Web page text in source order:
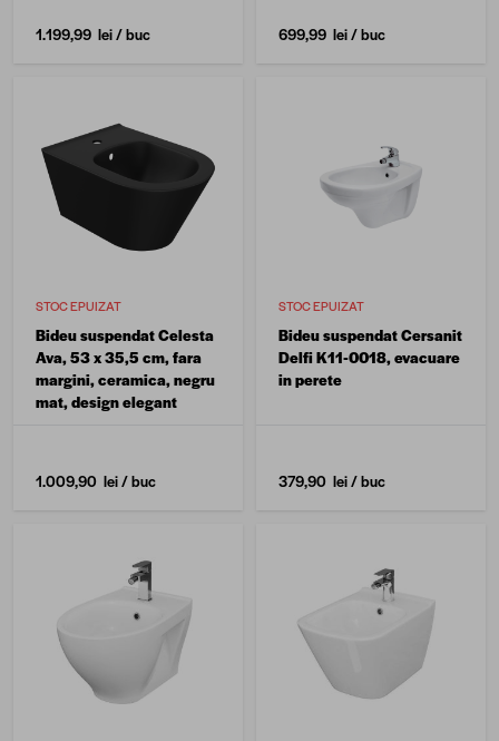
1.199,99 lei/ buc 699,99 lei/ buc
STOC EPUIZAT
Bideu suspendat Celesta
Ava, 53 x 35,5 cm, fara
margini, ceramica, negru
mat, design elegant
1.009,90 lei/ buc
STOC EPUIZAT
Bideu suspendat Cersanit
Delfi K11-0018, evacuare
in perete
379,90 lei/ buc